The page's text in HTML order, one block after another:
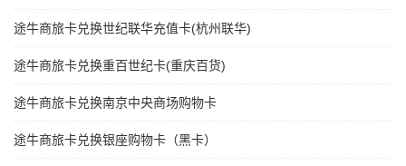
途牛商旅卡兑换世纪联华充值卡(杭州联华)
途牛商旅卡兑换重百世纪卡(重庆百货)
途牛商旅卡兑换南京中央商场购物卡
途牛商旅卡兑换银座购物卡（黑卡）